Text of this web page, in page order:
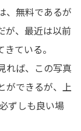
、無料であるが
が、最近は以前
ている。
れば、この写真
ができるが、上
ずしも良い場